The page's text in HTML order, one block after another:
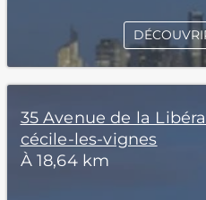
35 Avenue de la
cécile-les-vignes
À 18,64 km